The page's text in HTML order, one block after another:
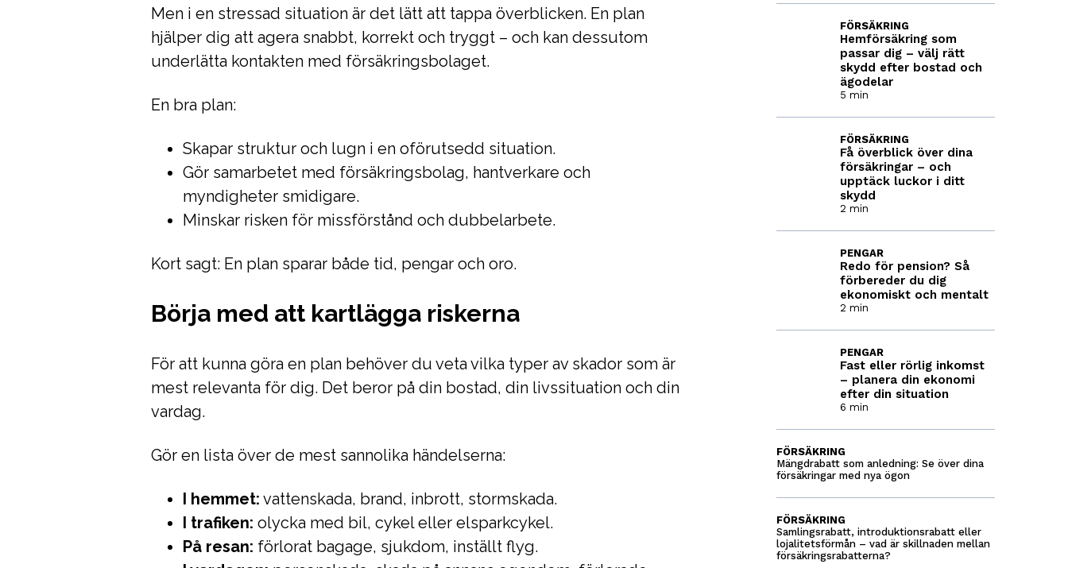
Men i en stressad situation är det lätt att tappa överblicken. En plan
hjälper dig att agera snabbt, korrekt och tryggt – och kan dessutom
underlätta kontakten med försäkringsbolaget.
En bra plan:
Skapar struktur och lugn i en oförutsedd situation.
Gör samarbetet med försäkringsbolag, hantverkare och
myndigheter smidigare.
Minskar risken för missförstånd och dubbelarbete.
Kort sagt: En plan sparar både tid, pengar och oro.
Börja med att kartlägga riskerna
För att kunna göra en plan behöver du veta vilka typer av skador som är
mest relevanta för dig. Det beror på din bostad, din livssituation och din
vardag.
Gör en lista över de mest sannolika händelserna:
I hemmet: vattenskada, brand, inbrott, stormskada.
I trafiken: olycka med bil, cykel eller elsparkcykel.
På resan: förlorat bagage, sjukdom, inställt flyg.
Hemförsäkring som
passar dig – välj rätt
skydd efter bostad och
ägodelar
FÖRSÄKRING
5 min
Få överblick över dina
försäkringar – och
upptäck luckor i ditt
skydd
FÖRSÄKRING
2 min
Redo för pension? Så
förbereder du dig
ekonomiskt och mentalt
PENGAR
2 min
Fast eller rörlig inkomst
– planera din ekonomi
efter din situation
PENGAR
6 min
Mängdrabatt som anledning: Se över dina
försäkringar med nya ögon
FÖRSÄKRING
Samlingsrabatt, introduktionsrabatt eller
lojalitetsförmån – vad är skillnaden mellan
försäkringsrabatterna?
FÖRSÄKRING